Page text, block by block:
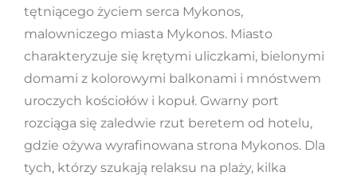
tętniącego życiem serca Mykonos,
malowniczego miasta Mykonos. Miasto
charakteryzuje się krętymi uliczkami, bielonymi
domami z kolorowymi balkonami i mnóstwem
uroczych kościołów i kopuł. Gwarny port
rozciąga się zaledwie rzut beretem od hotelu,
gdzie ożywa wyrafinowana strona Mykonos. Dla
tych, którzy szukają relaksu na plaży, kilka